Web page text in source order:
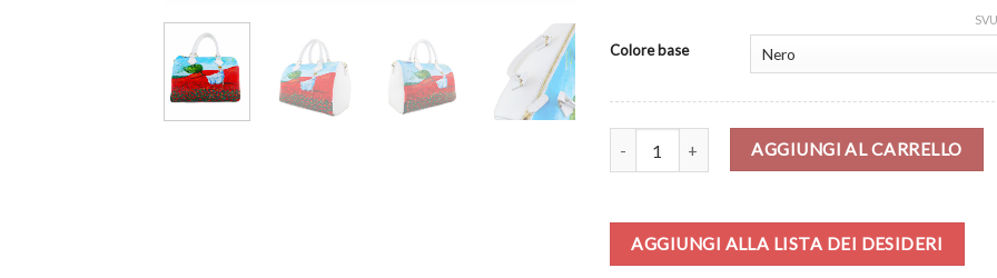
Colore base
Borsa – Campo di papaveri quantitàAGGIUNGI AL CARRELLO
AGGIUNGI ALLA LISTA DEI DESIDERI